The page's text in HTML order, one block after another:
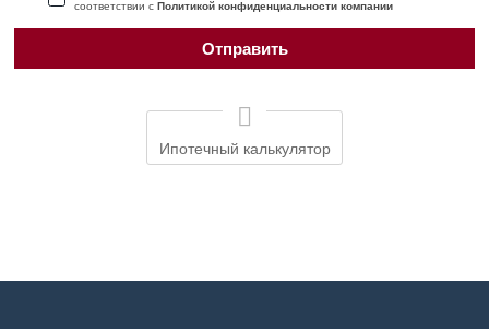
соответствии с Политикой конфиденциальности компании
Ипотечный калькулятор